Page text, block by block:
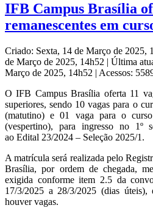
IFB Campus Brasília
remanescentes em
Criado: Sexta, 14 de Março de 2025,
de Março de 2025, 14h52 | Última
Março de 2025, 14h52 | Acessos:
O IFB Campus Brasília oferta 11
superiores, sendo 10 vagas para o
(matutino) e 01 vaga para o
(vespertino), para ingresso no 1º
ao Edital 23/2024 – Seleção 2025/1.
A matrícula será realizada pelo
Brasília, por ordem de chegada,
exigida conforme item 2.5 da
17/3/2025 a 28/3/2025 (dias
houver vagas.